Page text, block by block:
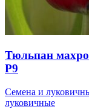
Тюльпан
Р9
Семена и
луковичные